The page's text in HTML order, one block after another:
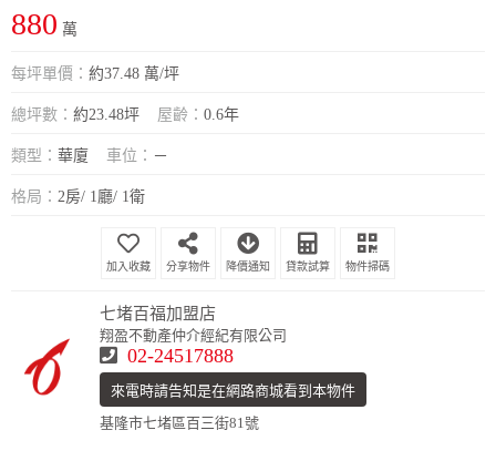
880 萬
每坪單價： 約37.48 萬/坪
總坪數： 約23.48坪 屋齡： 0.6年
類型： 華廈 車位： －
格局： 2房/ 1廳/ 1衛
分享物件 降價通知 貸款試算 物件掃碼
七堵百福加盟店
翔盈不動產仲介經紀有限公司
02-24517888
來電時請告知是在網路商城看到本物件
基隆市七堵區百三街81號